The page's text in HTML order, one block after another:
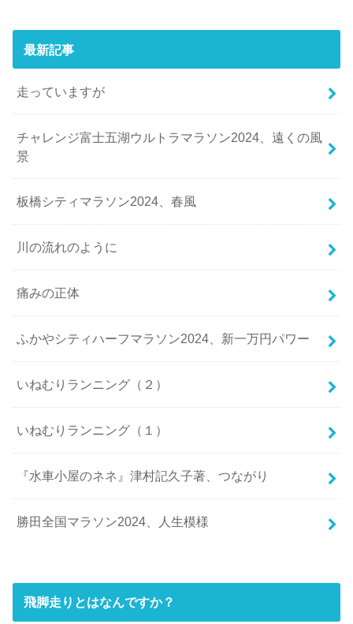
最新記事
走っていますが
チャレンジ富士五湖ウルトラマラソン2024、遠くの風
景
板橋シティマラソン2024、春風
川の流れのように
痛みの正体
ふかやシティハーフマラソン2024、新一万円パワー
いねむりランニング（２）
いねむりランニング（１）
『水車小屋のネネ』津村記久子著、つながり
勝田全国マラソン2024、人生模様
飛脚走りとはなんですか？